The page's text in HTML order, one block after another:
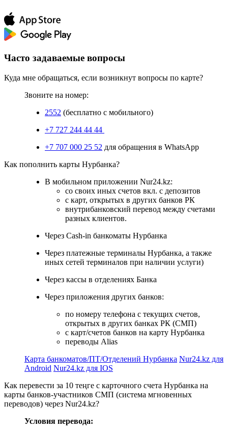
Часто задаваемые вопросы
Куда мне обращаться, если возникнут вопросы по карте?
Звоните на номер:
2552 (бесплатно с мобильного)
+7 727 244 44 44
+7 707 000 25 52 для обращения в WhatsApp
Как пополнить карты Нурбанка?
В мобильном приложении Nur24.kz:
со своих иных счетов вкл. с депозитов
с карт, открытых в других банков РК
внутрибанковский перевод между счетами
разных клиентов.
Через Cash-in банкоматы Нурбанка
Через платежные терминалы Нурбанка, а также
иных сетей терминалов при наличии услуги)
Через кассы в отделениях Банка
Через приложения других банков:
по номеру телефона с текущих счетов,
открытых в других банках РК (СМП)
с карт/счетов банков на карту Нурбанка
переводы Alias
Карта банкоматов/ПТ/Отделений Нурбанка Nur24.kz для
Android Nur24.kz для IOS
Как перевести за 10 теңге с карточного счета Нурбанка на
карты банков-участников СМП (система мгновенных
переводов) через Nur24.kz?
Условия перевода: